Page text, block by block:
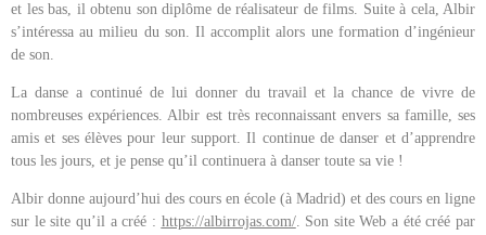
et les bas, il obtenu son diplôme de réalisateur de films. Suite à cela, Albir
s’intéressa au milieu du son. Il accomplit alors une formation d’ingénieur
de son.
La danse a continué de lui donner du travail et la chance de vivre de
nombreuses expériences. Albir est très reconnaissant envers sa famille, ses
amis et ses élèves pour leur support. Il continue de danser et d’apprendre
tous les jours, et je pense qu’il continuera à danser toute sa vie !
Albir donne aujourd’hui des cours en école (à Madrid) et des cours en ligne
sur le site qu’il a créé : https://albirrojas.com/. Son site Web a été créé par